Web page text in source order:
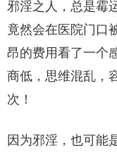
邪淫之人，总是霉
竟然会在医院门口
昂的费用看了一个
商低，思维混乱，
次！
因为邪淫，也可能